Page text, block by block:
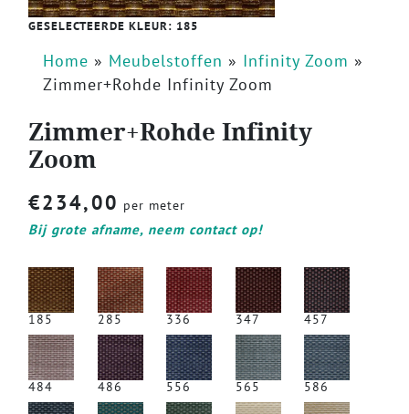
GESELECTEERDE KLEUR: 185
Home » Meubelstoffen » Infinity Zoom »
Zimmer+Rohde Infinity Zoom
Zimmer+Rohde Infinity
Zoom
€234,00 per meter
Bij grote afname, neem contact op!
185 285 336 347 457
484 486 556 565 586